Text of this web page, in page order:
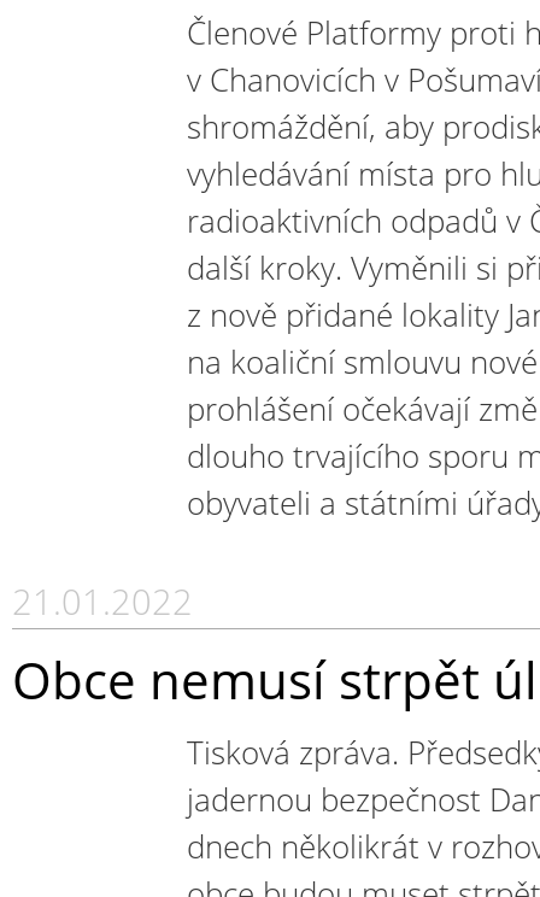
Členové Platformy proti
v Chanovicích v
shromáždění, aby
vyhledávání místa pro
radioaktivních odpadů v
další kroky. Vyměnili si
z nově přidané lokality
na koaliční smlouvu
prohlášení očekávají
dlouho trvajícího sporu
obyvateli a státními
21.01.2022
Obce nemusí strpět
Tisková zpráva.
jadernou bezpečnost
dnech několikrát v